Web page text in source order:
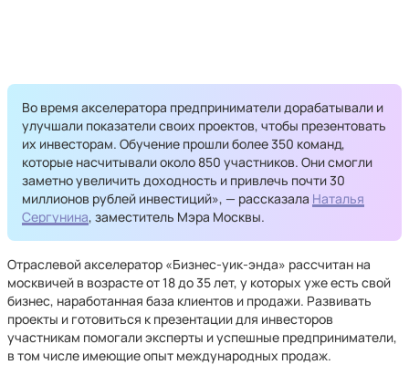
Во время акселератора предприниматели дорабатывали и
улучшали показатели своих проектов, чтобы презентовать
их инвесторам. Обучение прошли более 350 команд,
которые насчитывали около 850 участников. Они смогли
заметно увеличить доходность и привлечь почти 30
миллионов рублей инвестиций», — рассказала Наталья
Сергунина, заместитель Мэра Москвы.
Отраслевой акселератор «Бизнес-уик-энда» рассчитан на
москвичей в возрасте от 18 до 35 лет, у которых уже есть свой
бизнес, наработанная база клиентов и продажи. Развивать
проекты и готовиться к презентации для инвесторов
участникам помогали эксперты и успешные предприниматели,
в том числе имеющие опыт международных продаж.